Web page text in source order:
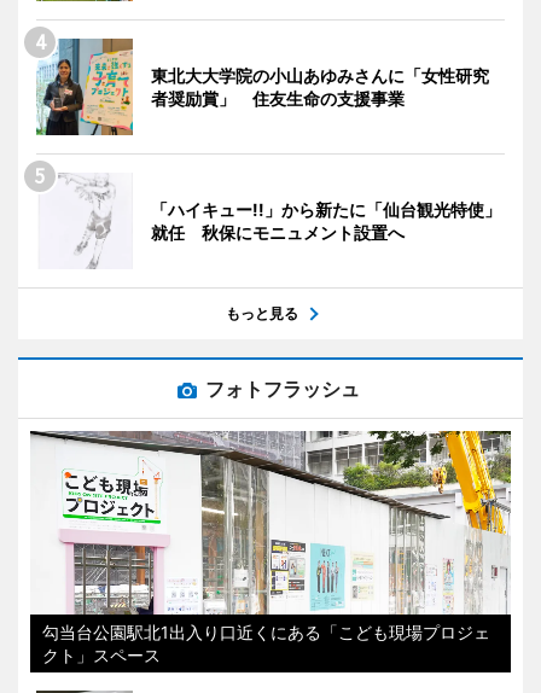
東北大大学院の小山あゆみさんに「女性研究
者奨励賞」 住友生命の支援事業
「ハイキュー!!」から新たに「仙台観光特使」
就任 秋保にモニュメント設置へ
もっと見る
フォトフラッシュ
勾当台公園駅北1出入り口近くにある「こども現場プロジェ
クト」スペース